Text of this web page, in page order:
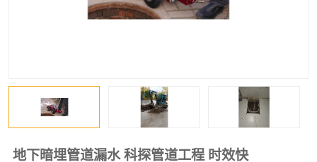
地下暗埋管道漏水 科探管道工程 时效快